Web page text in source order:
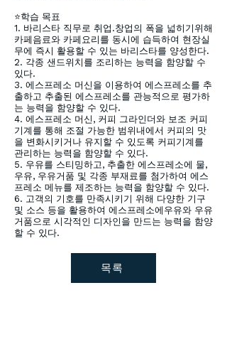
​⭐학습 목표
1. 바리스타 직무로 취업.창업의 폭을 넓히기위해
카페음료와 카페요리를 동시에 습득하여 현장실
무에 즉시 활용할 수 있는 바리스타를 양성한다.
2. 각종 샌드위치를 조리하는 능력을 함양할 수
있다.
3. 에스프레소 머신을 이용하여 에스프레소를 추
출하고 추출된 에스프레소를 관능적으로 평가하
는 능력을 함양할 수 있다.
4. 에스프레소 머신, 커피 그라인더와 보조 커피
기계를 통해 조절 가능한 범위내에서 커피의 맛
을 변화시키거나 유지할 수 있도록 커피기계를
관리하는 능력을 함양할 수 있다.
5. 우유를 스티밍하고, 추출한 에스프레소에 물,
우유, 우유거품 및 각종 부재료를 첨가하여 에스
프레소 메뉴를 제조하는 능력을 함양할 수 있다.
6. 고객의 기호를 만족시키기 위해 다양한 기구
및 소스 등을 활용하여 에스프레소에우유와 우유
거품으로 시각적인 디자인을 만드는 능력을 함양
할 수 있다.
목록